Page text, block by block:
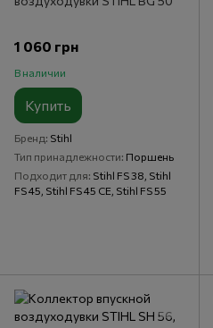
1 060 грн
В наличии
Купить
Бренд Stihl
Тип принадлежности Поршень
Подходит для Stihl FS 38, Stihl
FS 45, Stihl FS 45 CE, Stihl FS 55